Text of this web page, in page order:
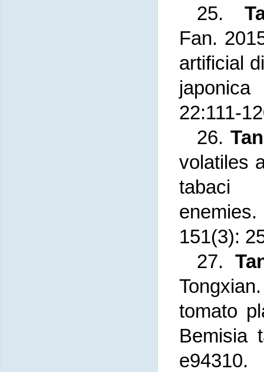
25.
Fan.
artificial
japonica
22:111-
26.
volatiles
enemies.
151(3):
27.
tomato
Bemisia
e94310.